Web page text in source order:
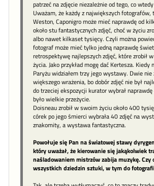
patrzeć na zdjęcie niezależnie od tego, co
Uważam, że każdy z największych fotografów,
Weston, Caponigro może mieć naprawdę od
około stu fantastycznych zdjęć, choć w życiu
albo nawet kilkaset tysięcy. Czyli można
fotograf może mieć tylko jedną naprawdę
retrospektywę najlepszych zdjęć, które zrobił w
życia. Jako przykład mogę dać Kertesza. Kiedy
Paryżu widziałem trzy jego wystawy. Dwie nie
większego wrażenia, bo dobór zdjęć nie był
do trzeciej ekspozycji kurator wybrał
było wielkie przeżycie.
Doisneau zrobił w swoim życiu około 400
córek po jego śmierci wybrała 40 zdjęć na
znakomity, a wystawa fantastyczna.
Powołuje się Pan na światowej stawy
który uważał, że kierowanie się jakąkolwiek
naśladowaniem mistrzów zabija muzykę. Czy
wszystkich dziedzin sztuki, w tym do